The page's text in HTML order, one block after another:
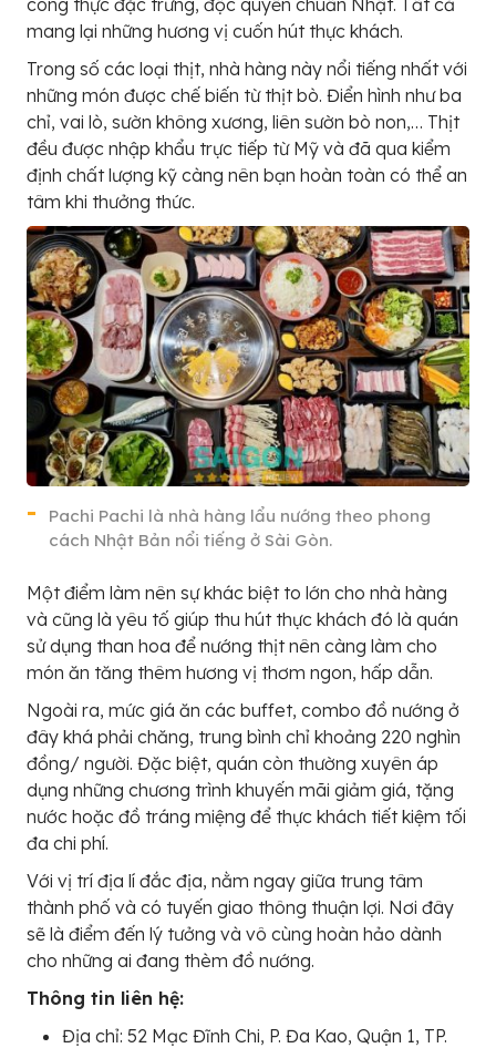
công thực đặc trưng, độc quyền chuẩn Nhật. Tất cả
mang lại những hương vị cuốn hút thực khách.
Trong số các loại thịt, nhà hàng này nổi tiếng nhất với
những món được chế biến từ thịt bò. Điển hình như ba
chỉ, vai lò, sườn không xương, liên sườn bò non,… Thịt
đều được nhập khẩu trực tiếp từ Mỹ và đã qua kiểm
định chất lượng kỹ càng nên bạn hoàn toàn có thể an
tâm khi thưởng thức.
Pachi Pachi là nhà hàng lẩu nướng theo phong
cách Nhật Bản nổi tiếng ở Sài Gòn.
Một điểm làm nên sự khác biệt to lớn cho nhà hàng
và cũng là yêu tố giúp thu hút thực khách đó là quán
sử dụng than hoa để nướng thịt nên càng làm cho
món ăn tăng thêm hương vị thơm ngon, hấp dẫn.
Ngoài ra, mức giá ăn các buffet, combo đồ nướng ở
đây khá phải chăng, trung bình chỉ khoảng 220 nghìn
đồng/ người. Đặc biệt, quán còn thường xuyên áp
dụng những chương trình khuyến mãi giảm giá, tặng
nước hoặc đồ tráng miệng để thực khách tiết kiệm tối
đa chi phí.
Với vị trí địa lí đắc địa, nằm ngay giữa trung tâm
thành phố và có tuyến giao thông thuận lợi. Nơi đây
sẽ là điểm đến lý tưởng và vô cùng hoàn hảo dành
cho những ai đang thèm đồ nướng.
Thông tin liên hệ:
Địa chỉ: 52 Mạc Đĩnh Chi, P. Đa Kao, Quận 1, TP.